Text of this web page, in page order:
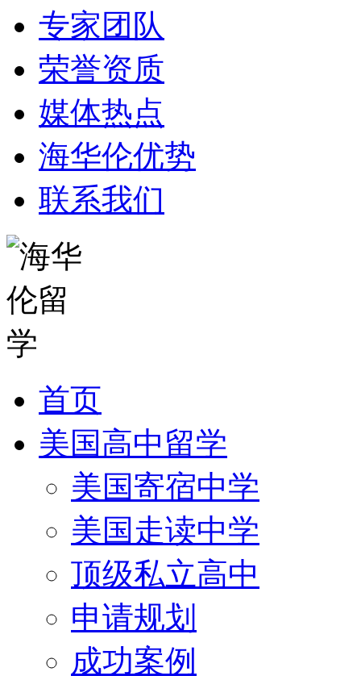
专家团队
荣誉资质
媒体热点
海华伦优势
联系我们
首页
美国高中留学
美国寄宿中学
美国走读中学
顶级私立高中
申请规划
成功案例